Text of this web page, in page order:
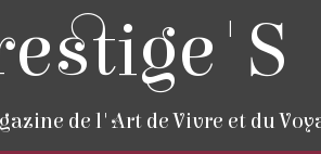
de l'Art de Vivre et du